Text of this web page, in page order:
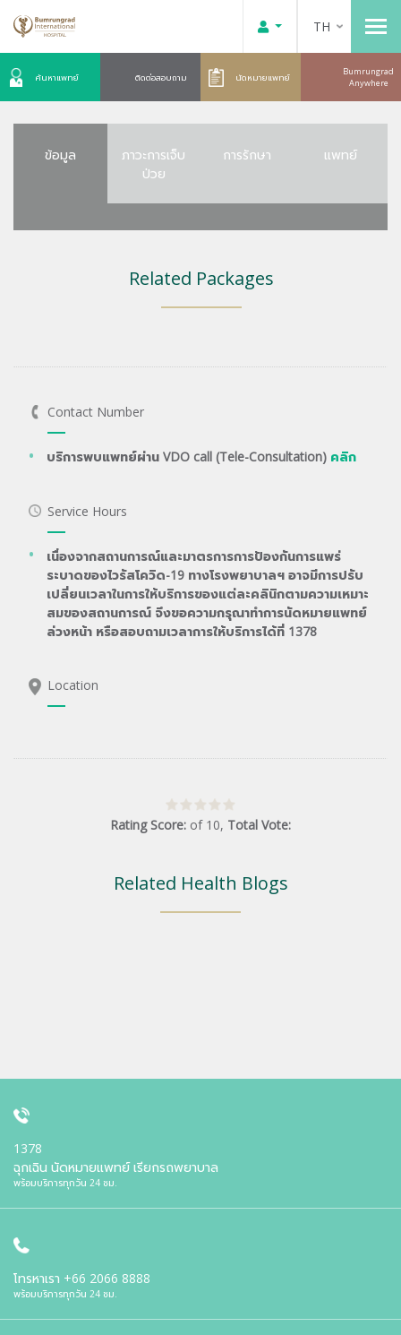
TH
ค้นหาแพทย์ ติดต่อสอบถาม นัดหมายแพทย์
Bumrungrad
Anywhere
ข้อมูล
ภาวะการเจ็บ
ป่วย
การรักษา แพทย์
Related Packages
Contact Number
บริการพบแพทย์ผ่าน VDO call (Tele-Consultation) คลิก
Service Hours
เนื่องจากสถานการณ์และมาตรการการป้องกันการแพร่
ระบาดของไวรัสโควิด-19 ทางโรงพยาบาลฯ อาจมีการปรับ
เปลี่ยนเวลาในการให้บริการของแต่ละคลินิกตามความเหมาะ
สมของสถานการณ์ จึงขอความกรุณาทำการนัดหมายแพทย์
ล่วงหน้า หรือสอบถามเวลาการให้บริการได้ที่ 1378
Location
Rating Score: of 10, Total Vote:
Related Health Blogs
1378
ฉุกเฉิน นัดหมายแพทย์ เรียกรถพยาบาล
พร้อมบริการทุกวัน 24 ชม.
โทรหาเรา +66 2066 8888
พร้อมบริการทุกวัน 24 ชม.